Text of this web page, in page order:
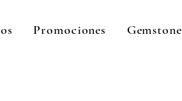
Promociones Gemstone